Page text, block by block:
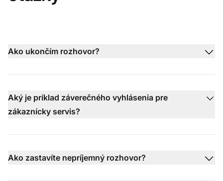
Ako ukončím rozhovor?
Aký je príklad záverečného vyhlásenia pre
zákaznícky servis?
Ako zastavíte nepríjemný rozhovor?